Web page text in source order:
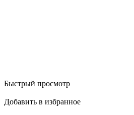
Быстрый просмотр
Добавить в избранное